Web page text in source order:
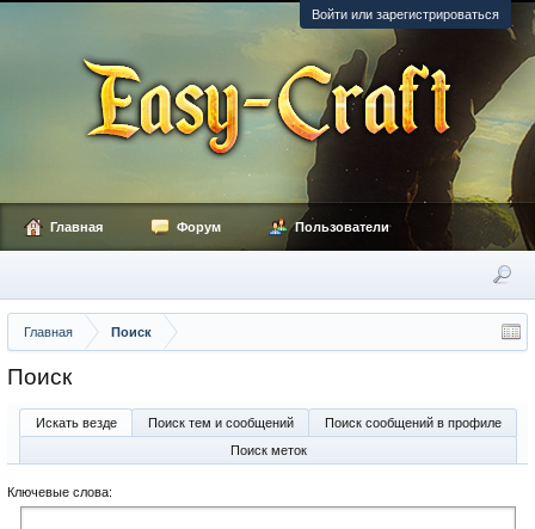
Войти или зарегистрироваться
Главная Поиск
Поиск
Искать везде Поиск тем и сообщений
Поиск сообщений в профиле
Поиск меток
Ключевые слова:
Главная Форум Пользователи